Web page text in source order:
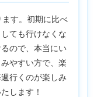
す。初期に比べ
ても行けなくな
ので、本当にい
やすい方で、楽
行くのが楽しみ
します！